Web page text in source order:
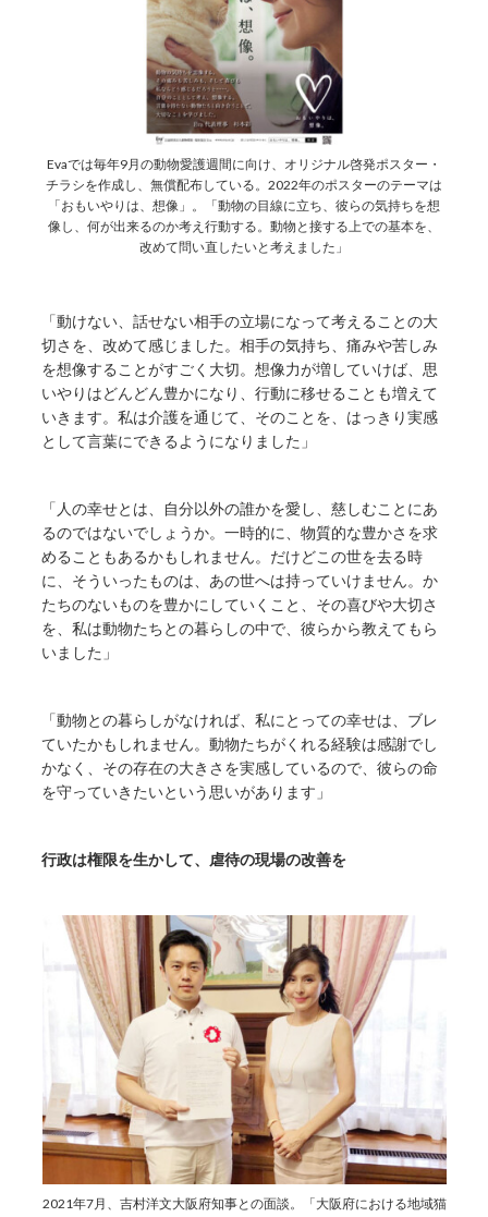
Evaでは毎年9月の動物愛護週間に向け、オリジナル啓発ポスター・
チラシを作成し、無償配布している。2022年のポスターのテーマは
「おもいやりは、想像」。「動物の目線に立ち、彼らの気持ちを想
像し、何が出来るのか考え行動する。動物と接する上での基本を、
改めて問い直したいと考えました」
「動けない、話せない相手の立場になって考えることの大
切さを、改めて感じました。相手の気持ち、痛みや苦しみ
を想像することがすごく大切。想像力が増していけば、思
いやりはどんどん豊かになり、行動に移せることも増えて
いきます。私は介護を通じて、そのことを、はっきり実感
として言葉にできるようになりました」
「人の幸せとは、自分以外の誰かを愛し、慈しむことにあ
るのではないでしょうか。一時的に、物質的な豊かさを求
めることもあるかもしれません。だけどこの世を去る時
に、そういったものは、あの世へは持っていけません。か
たちのないものを豊かにしていくこと、その喜びや大切さ
を、私は動物たちとの暮らしの中で、彼らから教えてもら
いました」
「動物との暮らしがなければ、私にとっての幸せは、ブレ
ていたかもしれません。動物たちがくれる経験は感謝でし
かなく、その存在の大きさを実感しているので、彼らの命
を守っていきたいという思いがあります」
行政は権限を生かして、虐待の現場の改善を
2021年7月、吉村洋文大阪府知事との面談。「大阪府における地域猫